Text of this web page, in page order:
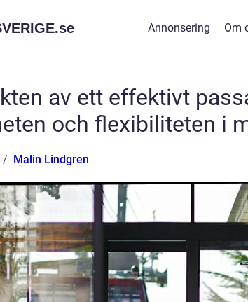
se Annonsering Om
av ett effektivt
och flexibiliteten i
Malin Lindgren